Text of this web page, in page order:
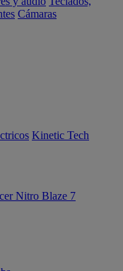
Cámaras
Kinetic Tech
Nitro Blaze 7